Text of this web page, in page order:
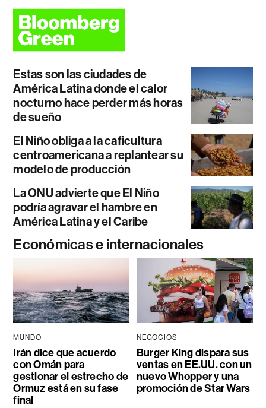
Estas son las ciudades de
América Latina donde el calor
nocturno hace perder más horas
de sueño
El Niño obliga a la caficultura
centroamericana a replantear su
modelo de producción
La ONU advierte que El Niño
podría agravar el hambre en
América Latina y el Caribe
Económicas e internacionales
MUNDO
Irán dice que acuerdo
con Omán para
gestionar el estrecho de
Ormuz está en su fase
final
NEGOCIOS
Burger King dispara sus
ventas en EE.UU. con un
nuevo Whopper y una
promoción de Star Wars